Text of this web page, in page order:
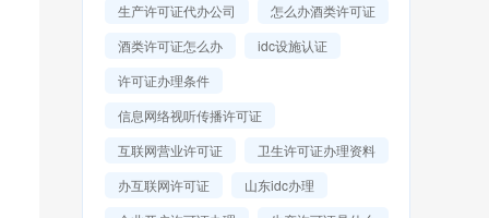
生产许可证代办公司
怎么办酒类许可证
酒类许可证怎么办
idc设施认证
许可证办理条件
信息网络视听传播许可证
互联网营业许可证
卫生许可证办理资料
办互联网许可证
山东idc办理